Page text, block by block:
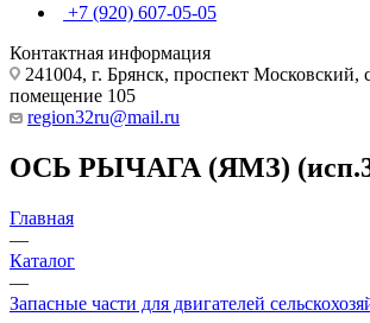
+7 (920) 607-05-05
Контактная информация
241004, г. Брянск, проспект Московский,
помещение 105
region32ru@mail.ru
ОСЬ РЫЧАГА (ЯМЗ)
Главная
—
Каталог
—
Запасные части для двигателей